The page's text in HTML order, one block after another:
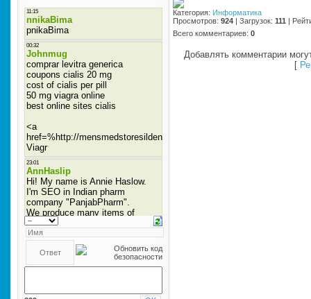
Категория: Информатика
Просмотров: 924 | Загрузок: 111 |
Всего комментариев: 0
Добавлять комментарии
[